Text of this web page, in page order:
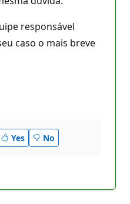
responsável
caso o mais breve
Yes No